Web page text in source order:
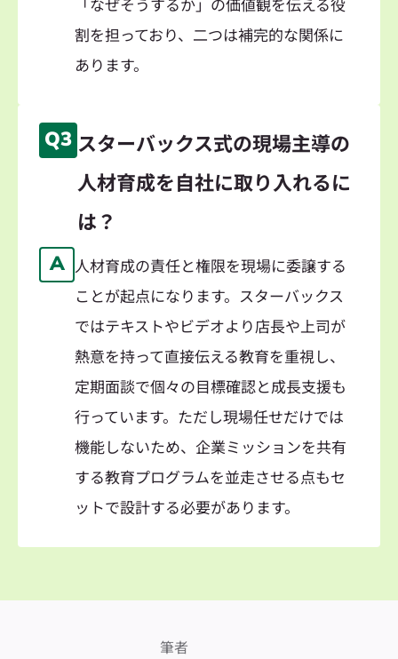
割を担っており、二つは補完的な関係に
あります。
Q3 スターバックス式の現場主導の
人材育成を自社に取り入れるに
は？
A 人材育成の責任と権限を現場に委譲する
ことが起点になります。スターバックス
ではテキストやビデオより店長や上司が
熱意を持って直接伝える教育を重視し、
定期面談で個々の目標確認と成長支援も
行っています。ただし現場任せだけでは
機能しないため、企業ミッションを共有
する教育プログラムを並走させる点もセ
ットで設計する必要があります。
筆者